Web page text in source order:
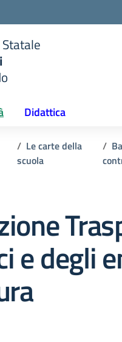
Didattica
Le carte della
scuola
e degli